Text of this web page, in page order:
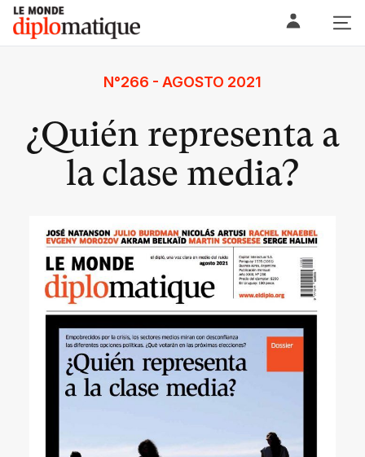
Skip
content
Le monde diplomatique
N°266 - AGOSTO 2021
¿Quién representa a
la clase media?